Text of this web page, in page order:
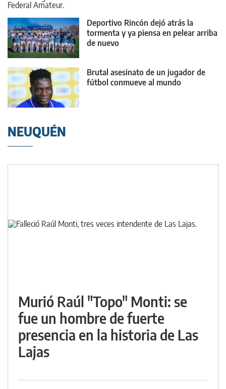
Deportivo Rincón dejó atrás la
tormenta y ya piensa en pelear arriba
de nuevo
Brutal asesinato de un jugador de
fútbol conmueve al mundo
NEUQUÉN
Murió Raúl "Topo" Monti: se
fue un hombre de fuerte
presencia en la historia de Las
Lajas